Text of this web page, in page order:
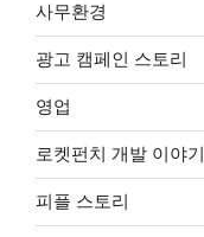
사무환경
광고 캠페인 스토리
영업
로켓펀치 개발 이야기
피플 스토리